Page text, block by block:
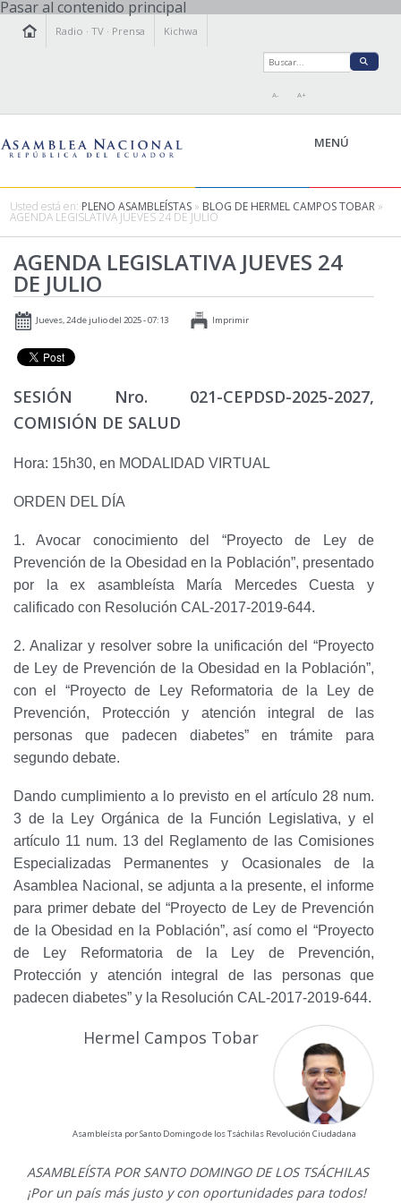
Pasar al contenido principal
Radio ·TV · Prensa Kichwa
A- A+
MENÚ
LEGISLAMOS
FISCALIZAMOS
TRANSPARENCIA
PRENSA
PARTICIPACIÓN
AGENDA
Usted está en: PLENO ASAMBLEÍSTAS » BLOG DE HERMEL CAMPOS TOBAR »
AGENDA LEGISLATIVA JUEVES 24 DE JULIO
AGENDA LEGISLATIVA JUEVES 24
DE JULIO
Jueves, 24 de julio del 2025 - 07:13 Imprimir
SESIÓN Nro. 021-CEPDSD-2025-2027,
COMISIÓN DE SALUD
Hora: 15h30, en MODALIDAD VIRTUAL
ORDEN DEL DÍA
1. Avocar conocimiento del “Proyecto de Ley de
Prevención de la Obesidad en la Población”, presentado
por la ex asambleísta María Mercedes Cuesta y
calificado con Resolución CAL-2017-2019-644.
2. Analizar y resolver sobre la unificación del “Proyecto
de Ley de Prevención de la Obesidad en la Población”,
con el “Proyecto de Ley Reformatoria de la Ley de
Prevención, Protección y atención integral de las
personas que padecen diabetes” en trámite para
segundo debate.
Dando cumplimiento a lo previsto en el artículo 28 num.
3 de la Ley Orgánica de la Función Legislativa, y el
artículo 11 num. 13 del Reglamento de las Comisiones
Especializadas Permanentes y Ocasionales de la
Asamblea Nacional, se adjunta a la presente, el informe
para primer debate del “Proyecto de Ley de Prevención
de la Obesidad en la Población”, así como el “Proyecto
de Ley Reformatoria de la Ley de Prevención,
Protección y atención integral de las personas que
padecen diabetes” y la Resolución CAL-2017-2019-644.
Hermel Campos Tobar
Asambleísta por Santo Domingo de los Tsáchilas Revolución Ciudadana
ASAMBLEÍSTA POR SANTO DOMINGO DE LOS TSÁCHILAS
¡Por un país más justo y con oportunidades para todos!